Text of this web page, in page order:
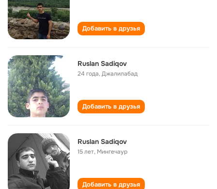
Добавить в друзья
Ruslan Sadiqov
24 года,Джалилабад
Добавить в друзья
Ruslan Sadiqov
15 лет, Мингечаур
Добавить в друзья